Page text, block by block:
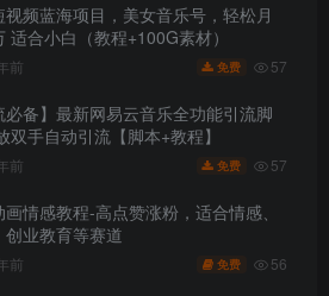
视频蓝海项目，美女音乐号，轻松月
适合小白（教程+100G素材）
前 免费 57
必备】最新网易云音乐全功能引流脚
双手自动引流【脚本+教程】
前 免费 57
画情感教程-高点赞涨粉，适合情感、
创业教育等赛道
前 免费 56